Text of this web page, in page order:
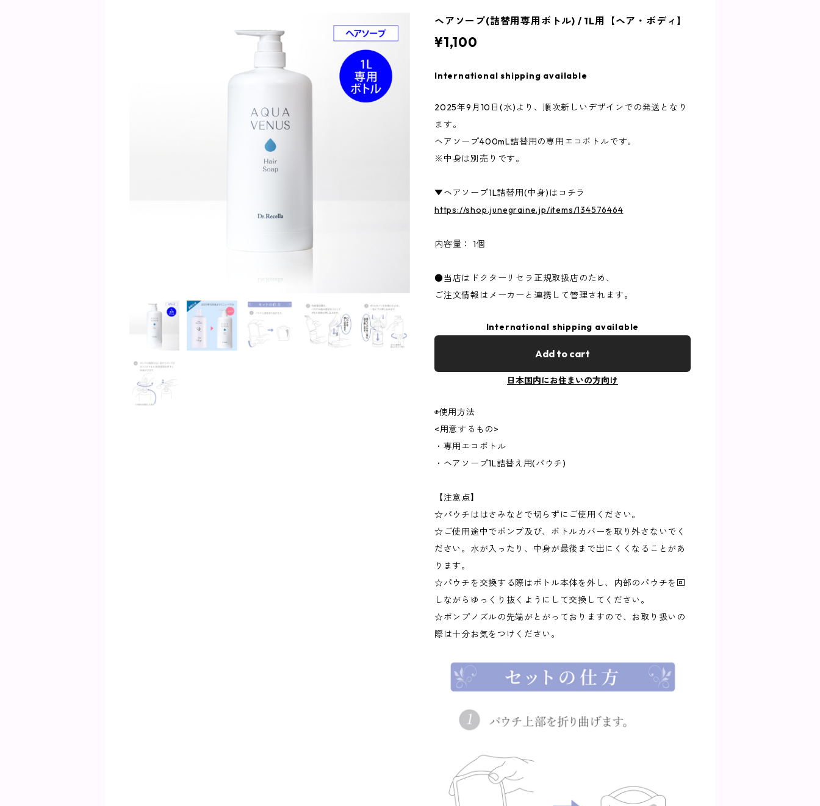
ヘアソープ(詰替用専用ボトル) / 1L用【ヘア・ボディ】
¥1,100
International shipping available
2025年9月10日(水)より、順次新しいデザインでの発送となり
ます。
ヘアソープ400mL詰替用の専用エコボトルです。
※中身は別売りです。
▼ヘアソープ1L詰替用(中身)はコチラ
https://shop.junegraine.jp/items/134576464
内容量： 1個
●当店はドクターリセラ正規取扱店のため、
ご注文情報はメーカーと連携して管理されます。
International shipping available
Add to cart
日本国内にお住まいの方向け
◉使用方法
<用意するもの>
・専用エコボトル
・ヘアソープ1L詰替え用(パウチ)
【注意点】
☆パウチははさみなどで切らずにご使用ください。
☆ご使用途中でポンプ及び、ボトルカバーを取り外さないでく
ださい。水が入ったり、中身が最後まで出にくくなることがあ
ります。
☆パウチを交換する際はボトル本体を外し、内部のパウチを回
しながらゆっくり抜くようにして交換してください。
☆ポンプノズルの先端がとがっておりますので、お取り扱いの
際は十分お気をつけください。